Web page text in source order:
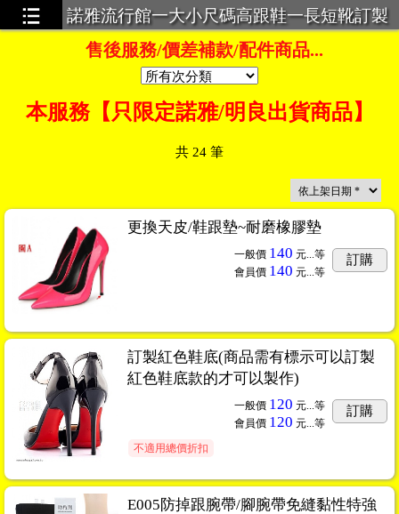
諾雅流行館一大小尺碼高跟鞋一長短靴訂製
一超大碼服飾一義乳一馬甲束身衣
售後服務/價差補款/配件商品...
本服務【只限定諾雅/明良出貨商品】
共 24 筆
更換天皮/鞋跟墊~耐磨橡膠墊
一般價 140 元...等
會員價 140 元...等
訂購
訂製紅色鞋底(商品需有標示可以訂製
紅色鞋底款的才可以製作)
一般價 120 元... 等
會員價 120 元... 等
訂購
不適用總價折扣
E005防掉跟腕帶/腳腕帶免縫黏性特強